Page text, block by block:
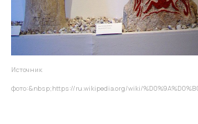
Источник
фото:&nbsp;https://ru.wikipedia.org/wiki/